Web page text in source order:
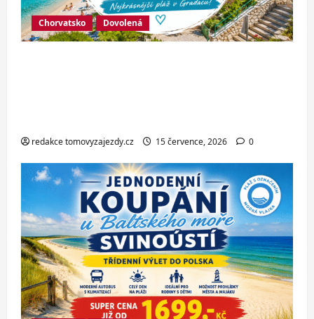
Chorvatsko Dovolená
redakce tomovyzajezdy.cz 15 července, 2026 0